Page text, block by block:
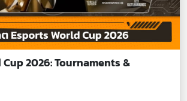
2026: Tournaments &